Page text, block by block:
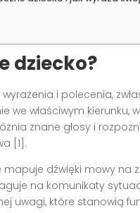
dziecko?
i polecenia,
we właściwym kierunku,
znane głosy i
[1].
dźwięki mowy na
na komunikaty
uwagi, które stanowią